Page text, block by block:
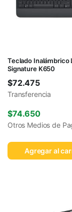
Teclado Inalámbrico
Signature K650
$72.475
Transferencia
$74.650
Otros Medios de
Agregar al